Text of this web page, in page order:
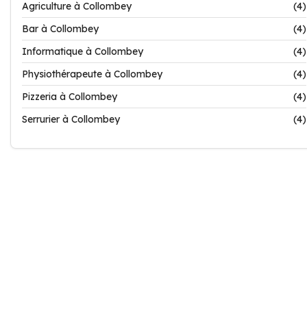
Agriculture à Collombey
(4)
Bar à Collombey
(4)
Informatique à Collombey
(4)
Physiothérapeute à Collombey
(4)
Pizzeria à Collombey
(4)
Serrurier à Collombey
(4)